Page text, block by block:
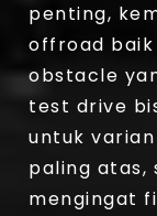
penting,
offroad
obstacle
test drive
untuk
paling atas,
mengingat